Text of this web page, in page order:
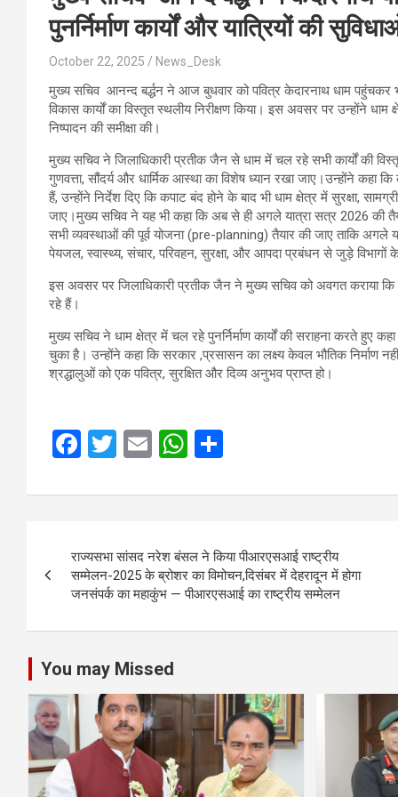
पुनर्निर्माण कार्यों और यात्रियों की
October 22, 2025 News_Desk
मुख्य सचिव आनन्द बर्द्धन ने आज बुधवार को पवित्र केदारनाथ धाम पहुंचकर
विकास कार्यों का विस्तृत स्थलीय निरीक्षण किया। इस अवसर पर उन्होंने धाम
निष्पादन की समीक्षा की।
मुख्य सचिव ने जिलाधिकारी प्रतीक जैन से धाम में चल रहे सभी कार्यों की
गुणवत्ता, सौंदर्य और धार्मिक आस्था का विशेष ध्यान रखा जाए।उन्होंने
हैं, उन्होंने निर्देश दिए कि कपाट बंद होने के बाद भी धाम क्षेत्र में सुरक्षा,
जाए।मुख्य सचिव ने यह भी कहा कि अब से ही अगले यात्रा सत्र 2026 की
सभी व्यवस्थाओं की पूर्व योजना (pre-planning) तैयार की जाए ताकि अगले
पेयजल, स्वास्थ्य, संचार, परिवहन, सुरक्षा, और आपदा प्रबंधन से जुड़े
इस अवसर पर जिलाधिकारी प्रतीक जैन ने मुख्य सचिव को अवगत कराया
रहे हैं।
मुख्य सचिव ने धाम क्षेत्र में चल रहे पुनर्निर्माण कार्यों की सराहना करते हुए
चुका है। उन्होंने कहा कि सरकार ,प्रसासन का लक्ष्य केवल भौतिक निर्माण
श्रद्धालुओं को एक पवित्र, सुरक्षित और दिव्य अनुभव प्राप्त हो।
F
ce
o
o
T
tt
E
ail
W
at
A
p
ar
navigation
राज्यसभा सांसद नरेश बंसल ने किया पीआरएसआई राष्ट्रीय
सम्मेलन-2025 के ब्रोशर का विमोचन,दिसंबर में देहरादून में होगा
जनसंपर्क का महाकुंभ — पीआरएसआई का राष्ट्रीय सम्मेलन
You may Missed